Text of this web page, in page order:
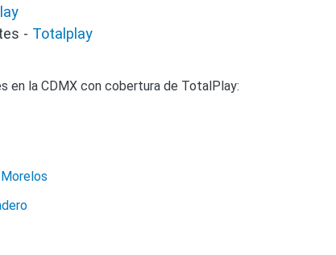
- Totalplay
en la CDMX con cobertura de TotalPlay: